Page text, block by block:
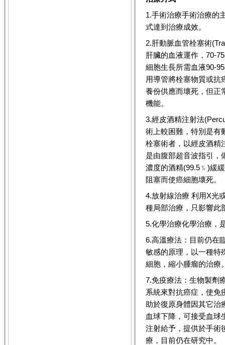
1.手術治療手術治療的
式達到治療成效。
2.肝動脈血管栓塞術
肝臟的血液運作，70-
細胞生長所需血液90-
用導管將栓塞物質或抗
養份供應而壞死，但正
機能。
3.經皮酒精注射法
術上較困難，特別是有
栓塞術者，以經皮酒精
是由腹部超音波指引，
濃度的酒精(99.5﹪)緩
阻塞而使癌細胞壞死。
4.放射線治療 利用X光
種局部治療，只影響此
5.化學治療化學治療，
6.高溫療法：目前仍在
敏感的原理，以一種特
細胞，縮小腫瘤的治療
7.免疫療法：生物製劑
系統來對抗癌症，使免
助於復原身體因其它治
血球下降，可接受血球
注射給予，提供於手術
療，目前仍在研究中。